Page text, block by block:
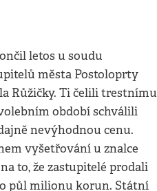
letos u soudu
města Postoloprty
Růžičky. Ti čelili trestnímu
období schválili
nevýhodnou cenu.
vyšetřování u znalce
to, že zastupitelé prodali
půl milionu korun. Státní